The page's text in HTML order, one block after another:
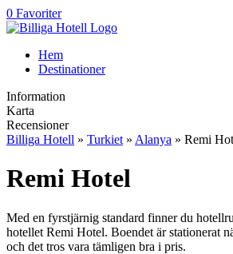
0 Favoriter
Hem
Destinationer
Information
Karta
Recensioner
Billiga Hotell » Turkiet » Alanya » Remi
Remi Hotel
Med en fyrstjärnig standard finner du
hotellet Remi Hotel. Boendet är stationerat
och det tros vara tämligen bra i pris.